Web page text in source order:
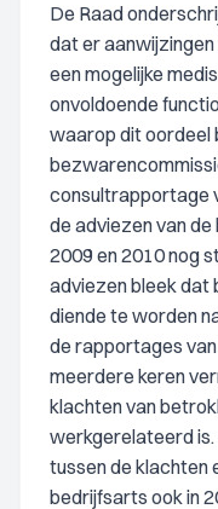
De Raad
dat er
een mogelijke
onvoldoende
waarop dit oordeel
consultrapportage
de adviezen van
2009 en 2010 nog
adviezen bleek
diende te worden
de rapportages
meerdere keren
klachten van
werkgerelateerd
tussen de klachten
bedrijfsarts ook in